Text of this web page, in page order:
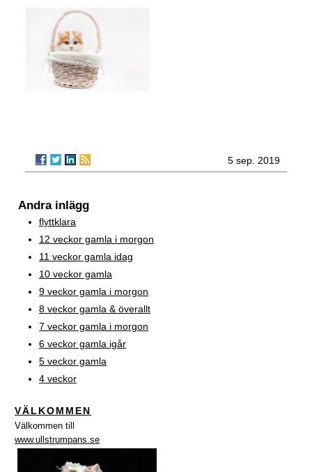
5 sep. 2019
Andra inlägg
flyttklara
12 veckor gamla i morgon
11 veckor gamla idag
10 veckor gamla
9 veckor gamla i morgon
8 veckor gamla & överallt
7 veckor gamla i morgon
6 veckor gamla igår
5 veckor gamla
4 veckor
VÄLKOMMEN
Välkommen till
www.ullstrumpans.se